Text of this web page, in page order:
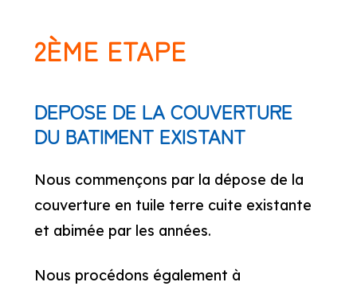
2ÈME ETAPE
DEPOSE DE LA COUVERTURE
DU BATIMENT EXISTANT
Nous commençons par la dépose de la
couverture en tuile terre cuite existante
et abimée par les années.
Nous procédons également à